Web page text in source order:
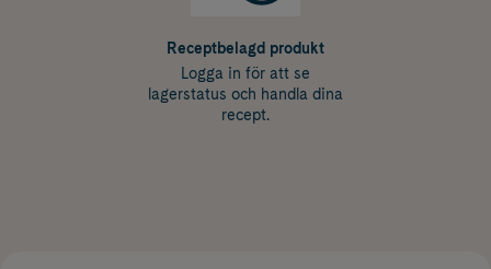
Receptbelagd produkt
Logga in för att se
lagerstatus och handla dina
recept.